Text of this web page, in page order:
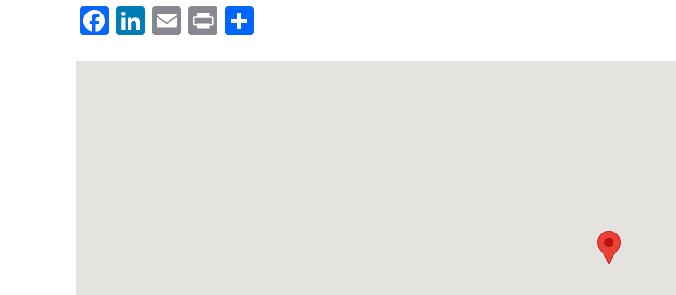
Facebook
LinkedIn
Email
Print